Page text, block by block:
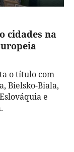
cidades na
o título com
Bielsko-Biala,
e